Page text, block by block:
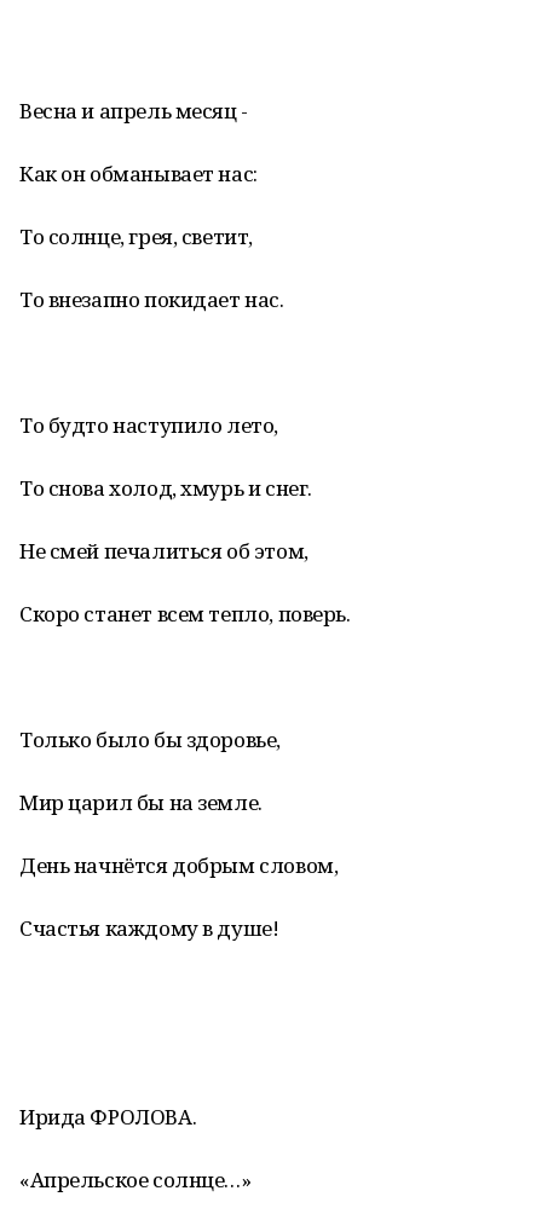
Весна и апрель месяц -
Как он обманывает нас:
То солнце, грея, светит,
То внезапно покидает нас.
То будто наступило лето,
То снова холод, хмурь и снег.
Не смей печалиться об этом,
Скоро станет всем тепло, поверь.
Только было бы здоровье,
Мир царил бы на земле.
День начнётся добрым словом,
Счастья каждому в душе!
Ирида ФРОЛОВА.
«Апрельское солнце…»